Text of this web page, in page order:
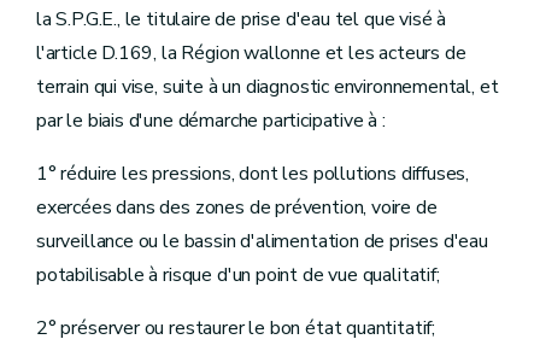
Art.D.210
Art. D.211
Art.
D.212
Art. D.213
Art.D.214
Chapitre
III
Assainissement de l'eau
Section1re
Dispositions générales
Art.D.216
Section
Dispositions relatives à l'égouttage, ainsi qu'à l'évacuation et au traitement d'eaux usées
Art. D.217
Art.D.218
Art.D.220
la S.P.G.E., le titulaire de prise d'eau tel que visé à
l'article D.169, la Région wallonne et les acteurs de
terrain qui vise, suite à un diagnostic environnemental, et
par le biais d'une démarche participative à :
1° réduire les pressions, dont les pollutions diffuses,
exercées dans des zones de prévention, voire de
surveillance ou le bassin d'alimentation de prises d'eau
potabilisable à risque d'un point de vue qualitatif;
2° préserver ou restaurer le bon état quantitatif;